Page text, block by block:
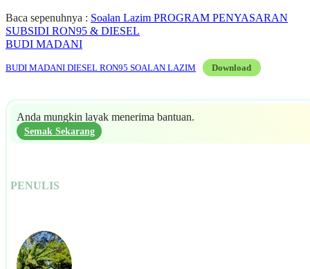
Anda mungkin layak menerima bantuan.
Semak Sekarang